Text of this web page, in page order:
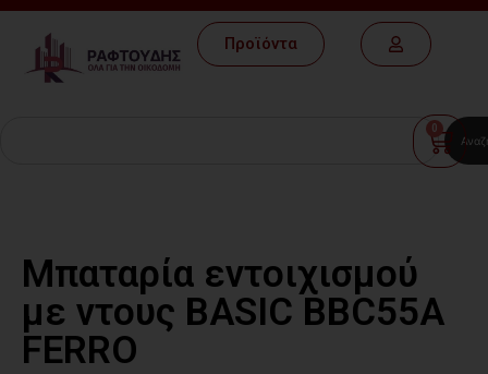
Προϊόντα
0
Μπαταρία εντοιχισμού
με ντους BASIC BBC55A
FERRO